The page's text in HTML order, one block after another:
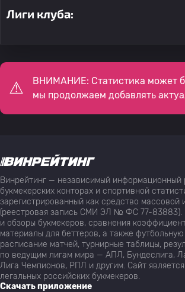
Лиги клуба:
ВНИМАНИЕ: Статистика может
мы продолжаем добавлять
Винрейтинг — независимый информационный
букмекерских конторах и спортивной
зарегистрированный как средство массовой
(реестровая запись СМИ ЭЛ № ФС 77-83883).
и обзоры букмекеров, сравнения
материалы для беттеров, а также футбольную
расписание матчей, турнирные таблицы,
по ведущим лигам мира — АПЛ, Бундеслига,
Лига Чемпионов, РПЛ и другим. Сайт
легальных российских букмекеров.
Скачать приложение